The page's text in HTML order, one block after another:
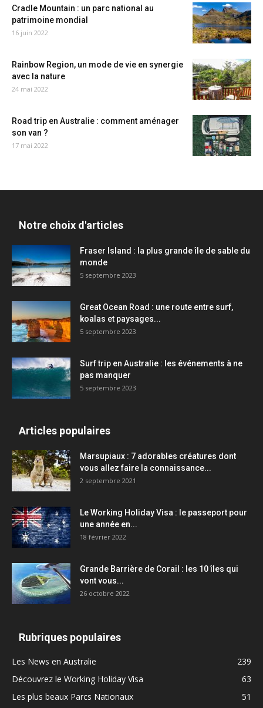
Cradle Mountain : un parc national au
patrimoine mondial
16 juin 2022
Rainbow Region, un mode de vie en synergie
avec la nature
24 mai 2022
Road trip en Australie : comment aménager
son van ?
17 mai 2022
Notre choix d'articles
Fraser Island : la plus grande île de sable du
monde
5 septembre 2023
Great Ocean Road : une route entre surf,
koalas et paysages...
5 septembre 2023
Surf trip en Australie : les événements à ne
pas manquer
5 septembre 2023
Articles populaires
Marsupiaux : 7 adorables créatures dont
vous allez faire la connaissance...
2 septembre 2021
Le Working Holiday Visa : le passeport pour
une année en...
18 février 2022
Grande Barrière de Corail : les 10 îles qui
vont vous...
26 octobre 2022
Rubriques populaires
Les News en Australie
239
Découvrez le Working Holiday Visa
63
Les plus beaux Parcs Nationaux
51